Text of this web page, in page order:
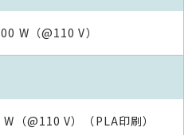
W（@110 V）
（@110 V）（PLA印刷）